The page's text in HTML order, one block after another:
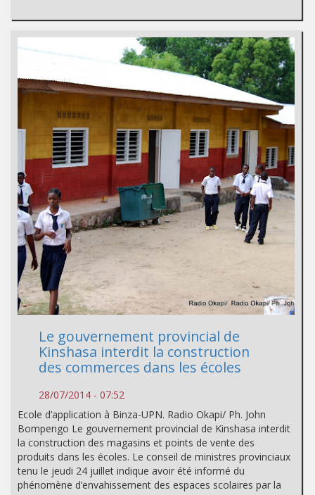
Le gouvernement provincial de
Kinshasa interdit la construction
des commerces dans les écoles
28/07/2014 - 07:52
Ecole d’application à Binza-UPN. Radio Okapi/ Ph. John
Bompengo Le gouvernement provincial de Kinshasa interdit
la construction des magasins et points de vente des
produits dans les écoles. Le conseil de ministres provinciaux
tenu le jeudi 24 juillet indique avoir été informé du
phénomène d’envahissement des espaces scolaires par la